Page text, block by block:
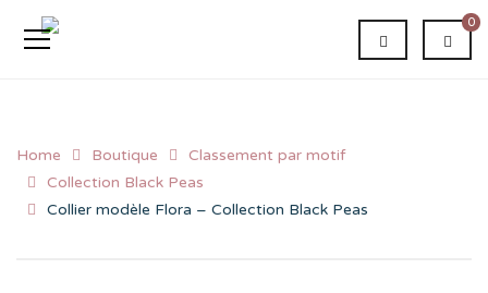
0
Home Boutique
Classement par motif
Collection Black Peas
Collier modèle Flora – Collection Black Peas